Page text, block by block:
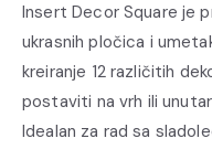
Insert Decor Square je
ukrasnih pločica i
kreiranje 12 različitih
postaviti na vrh ili
Idealan za rad sa